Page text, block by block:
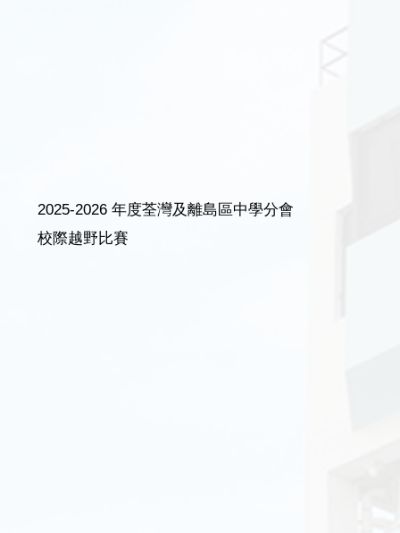
2025-2026 年度荃灣及離島區中學分會
校際越野比賽